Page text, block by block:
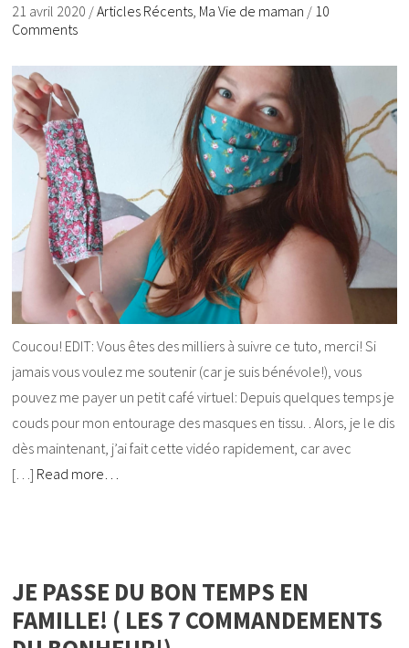
21 avril 2020 /Articles Récents, Ma Vie de maman / 10
Comments
Coucou! EDIT: Vous êtes des milliers à suivre ce tuto, merci! Si
jamais vous voulez me soutenir (car je suis bénévole!), vous
pouvez me payer un petit café virtuel: Depuis quelques temps je
couds pour mon entourage des masques en tissu. . Alors, je le dis
dès maintenant, j’ai fait cette vidéo rapidement, car avec
[…] Read more…
JE PASSE DU BON TEMPS EN
FAMILLE! ( LES 7 COMMANDEMENTS